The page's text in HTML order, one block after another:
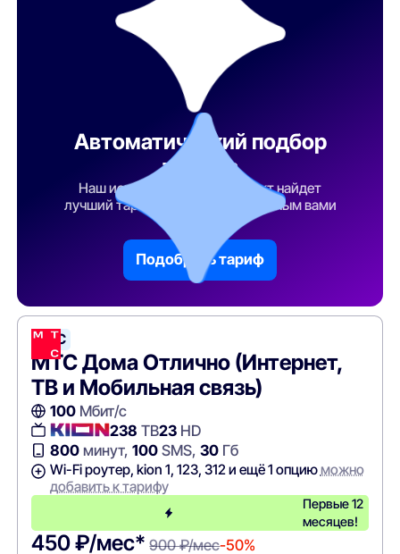
Автоматический подбор
тарифа
Наш искусственный интеллект найдет
лучший тарифный план по указанным вами
параметрам
Подобрать тариф
МТС
МТС Дома Отлично (Интернет,
ТВ и Мобильная связь)
100Мбит/с
238 ТВ23HD
800минут, 100SMS, 30Гб
Wi-Fi роутер, kion 1, 123, 312 и ещё 1 опциюможно
добавить к тарифу
Первые 12
месяцев!
450 ₽/мес* 900 ₽/мес-50%